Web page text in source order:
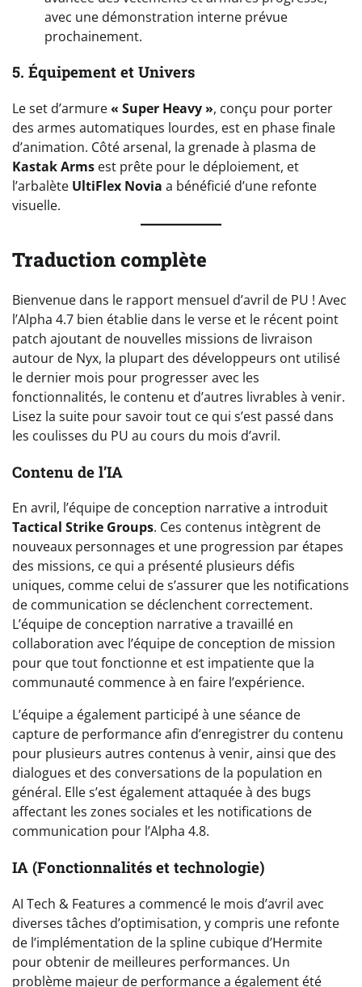
avec une démonstration interne prévue
prochainement.
5. Équipement et Univers
Le set d’armure« Super Heavy », conçu pour porter
des armes automatiques lourdes, est en phase finale
d’animation. Côté arsenal, la grenade à plasma de
Kastak Arms est prête pour le déploiement, et
l’arbalète UltiFlex Novia a bénéficié d’une refonte
visuelle.
Traduction complète
Bienvenue dans le rapport mensuel d’avril de PU ! Avec
l’Alpha 4.7 bien établie dans le verse et le récent point
patch ajoutant de nouvelles missions de livraison
autour de Nyx, la plupart des développeurs ont utilisé
le dernier mois pour progresser avec les
fonctionnalités, le contenu et d’autres livrables à venir.
Lisez la suite pour savoir tout ce qui s’est passé dans
les coulisses du PU au cours du mois d’avril.
Contenu de l’IA
En avril, l’équipe de conception narrative a introduit
Tactical Strike Groups. Ces contenus intègrent de
nouveaux personnages et une progression par étapes
des missions, ce qui a présenté plusieurs défis
uniques, comme celui de s’assurer que les notifications
de communication se déclenchent correctement.
L’équipe de conception narrative a travaillé en
collaboration avec l’équipe de conception de mission
pour que tout fonctionne et est impatiente que la
communauté commence à en faire l’expérience.
L’équipe a également participé à une séance de
capture de performance afin d’enregistrer du contenu
pour plusieurs autres contenus à venir, ainsi que des
dialogues et des conversations de la population en
général. Elle s’est également attaquée à des bugs
affectant les zones sociales et les notifications de
communication pour l’Alpha 4.8.
IA (Fonctionnalités et technologie)
AI Tech & Features a commencé le mois d’avril avec
diverses tâches d’optimisation, y compris une refonte
de l’implémentation de la spline cubique d’Hermite
pour obtenir de meilleures performances. Un
problème majeur de performance a également été